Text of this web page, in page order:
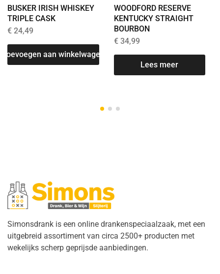
BUSKER IRISH WHISKEY
TRIPLE CASK
€ 24,49
Toevoegen aan winkelwagen
WOODFORD RESERVE
KENTUCKY STRAIGHT
BOURBON
€34,99
Lees meer
Simonsdrank is een online drankenspeciaalzaak, met een
uitgebreid assortiment van circa 2500+ producten met
wekelijks scherp geprijsde aanbiedingen.